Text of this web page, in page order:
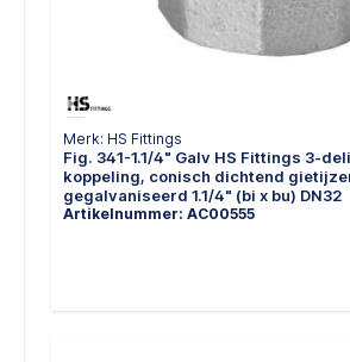
Merk: HS Fittings
Fig. 341-1.1/4" Galv HS Fittings 3-
koppeling, conisch dichtend
gegalvaniseerd 1.1/4" (bi x bu) DN32
Artikelnummer: AC00555